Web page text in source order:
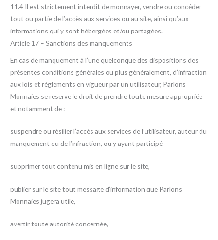
11.4 Il est strictement interdit de monnayer, vendre ou concéder
tout ou partie de l’accès aux services ou au site, ainsi qu’aux
informations qui y sont hébergées et/ou partagées.
Article 17 – Sanctions des manquements
En cas de manquement à l’une quelconque des dispositions des
présentes conditions générales ou plus généralement, d’infraction
aux lois et règlements en vigueur par un utilisateur, Parlons
Monnaies se réserve le droit de prendre toute mesure appropriée
et notamment de :
suspendre ou résilier l’accès aux services de l’utilisateur, auteur du
manquement ou de l’infraction, ou y ayant participé,
supprimer tout contenu mis en ligne sur le site,
publier sur le site tout message d’information que Parlons
Monnaies jugera utile,
avertir toute autorité concernée,